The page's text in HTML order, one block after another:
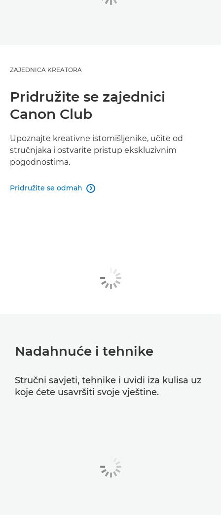
ZAJEDNICA KREATORA
Pridružite se zajednici
Canon Club
Upoznajte kreativne istomišljenike, učite od
stručnjaka i ostvarite pristup ekskluzivnim
pogodnostima.
Pridružite se odmah 
Nadahnuće i tehnike
Stručni savjeti, tehnike i uvidi iza kulisa uz
koje ćete usavršiti svoje vještine.